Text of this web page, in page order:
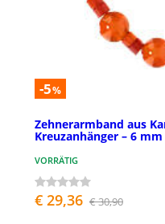
-5%
Zehnerarmband aus
Kreuzanhänger – 6 mm
VORRÄTIG
€ 29,36 € 30,90